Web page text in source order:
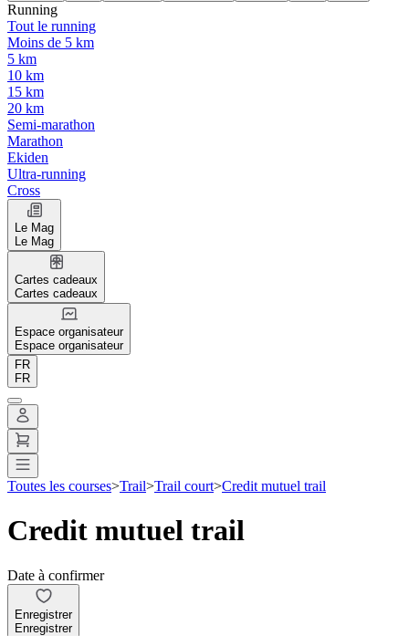
Running
Tout le running
Moins de 5 km
5 km
10 km
15 km
20 km
Semi-marathon
Marathon
Ekiden
Ultra-running
Cross
Le Mag
Le Mag
Cartes cadeaux
Cartes cadeaux
Espace organisateur
Espace organisateur
FR
FR
Toutes les courses>Trail>Trail court>Credit mutuel trail
Credit mutuel trail
Date à confirmer
Enregistrer
Enregistrer